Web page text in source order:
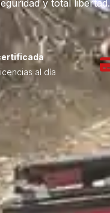
y total libertad.
al día